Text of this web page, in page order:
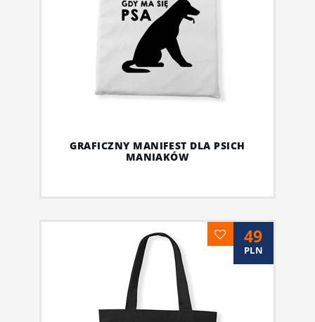
GRAFICZNY MANIFEST DLA PSICH
MANIAKÓW
49
PLN